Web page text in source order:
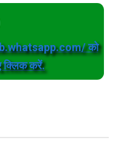
को
क्लिक करें.